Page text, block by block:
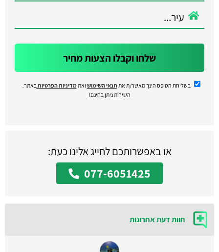
שלחו וקבלו הצעות מחיר
בשליחת הטופס הינך מאשר/ת את תנאי השימוש ואתמדיניות הפרטיותבאתר.
השירות ניתן בחינם!
או באפשרותכם לחייג אלינו כעת:
077-6051425
חוות דעת אחרונות